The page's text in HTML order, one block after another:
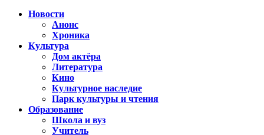
Новости
Анонс
Хроника
Культура
Дом актёра
Литература
Кино
Культурное наследие
Парк культуры и чтения
Образование
Школа и вуз
Учитель